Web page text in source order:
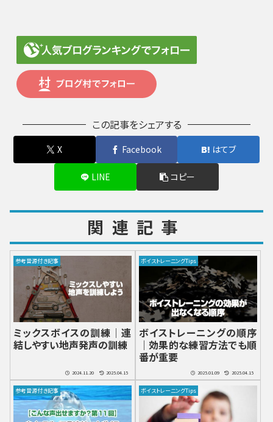
この記事をシェアする
X Facebook はてブ
LINE コピー
関連記事
参考音源付き記事
ミックスボイスの訓練｜連
結しやすい地声発声の訓練
2024.11.20 2025.04.15
ボイストレーニングTips
ボイストレーニングの順序
｜効果的な練習方法でも順
番が重要
2025.01.09 2025.04.15
参考音源付き記事 ボイストレーニングTips